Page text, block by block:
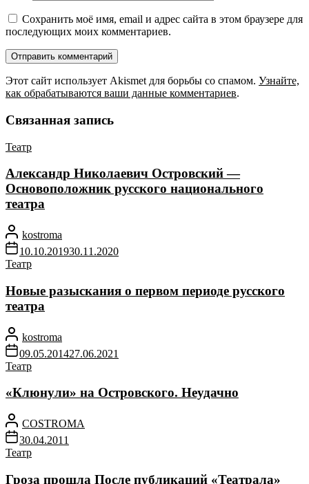
Сохранить моё имя, email и адрес сайта в этом браузере для
последующих моих комментариев.
Этот сайт использует Akismet для борьбы со спамом. Узнайте,
как обрабатываются ваши данные комментариев.
Связанная запись
Театр
Александр Николаевич Островский —
Основоположник русского национального
театра
kostroma
10.10.201930.11.2020
Театр
Новые разыскания о первом периоде русского
театра
kostroma
09.05.201427.06.2021
Театр
«Клюнули» на Островского. Неудачно
COSTROMA
30.04.2011
Театр
Гроза прошла После публикаций «Театрала»